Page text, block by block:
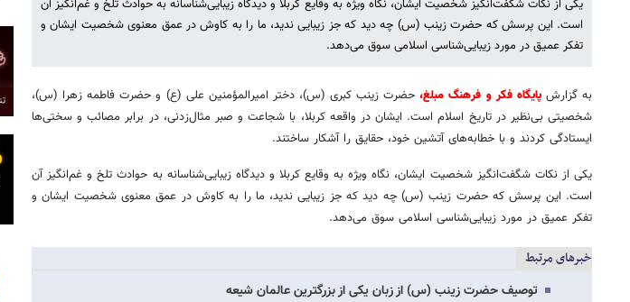
یکی از نکات شگفت‌انگیز شخصیت ایشان، نگاه ویژه به وقایع کربلا و دیدگاه زیبایی‌شناسانه به حوادث تلخ و غم‌انگیز آن
است. این پرسش که حضرت زینب (س) چه دید که جز زیبایی ندید، ما را به کاوش در عمق معنوی شخصیت ایشان و
تفکر عمیق در مورد زیبایی‌شناسی اسلامی سوق می‌دهد.
به گزارشپایگاه فکر و فرهنگ مبلغ،حضرت زینب کبری (س)، دختر امیرالمؤمنین علی (ع) و حضرت فاطمه زهرا (س)،
شخصیتی بی‌نظیر در تاریخ اسلام است. ایشان در واقعه کربلا، با شجاعت و صبر مثال‌زدنی، در برابر مصائب و سختی‌ها
ایستادگی کردند و با خطابه‌های آتشین خود، حقایق را آشکار ساختند.
یکی از نکات شگفت‌انگیز شخصیت ایشان، نگاه ویژه به وقایع کربلا و دیدگاه زیبایی‌شناسانه به حوادث تلخ و غم‌انگیز آن
است. این پرسش که حضرت زینب (س) چه دید که جز زیبایی ندید، ما را به کاوش در عمق معنوی شخصیت ایشان و
تفکر عمیق در مورد زیبایی‌شناسی اسلامی سوق می‌دهد.
خبرهای مرتبط
توصیف حضرت زینب (س) از زبان یکی از بزرگترین عالمان شیعه